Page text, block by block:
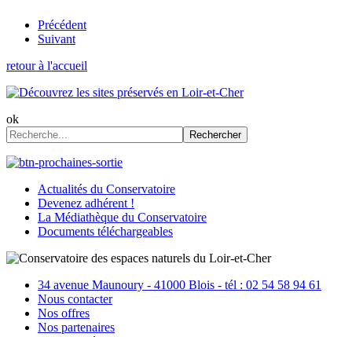
Précédent
Suivant
retour à l'accueil
ok
Rechercher
Actualités du Conservatoire
Devenez adhérent !
La Médiathèque du Conservatoire
Documents téléchargeables
34 avenue Maunoury - 41000 Blois - tél : 02 54 58 94 61
Nous contacter
Nos offres
Nos partenaires